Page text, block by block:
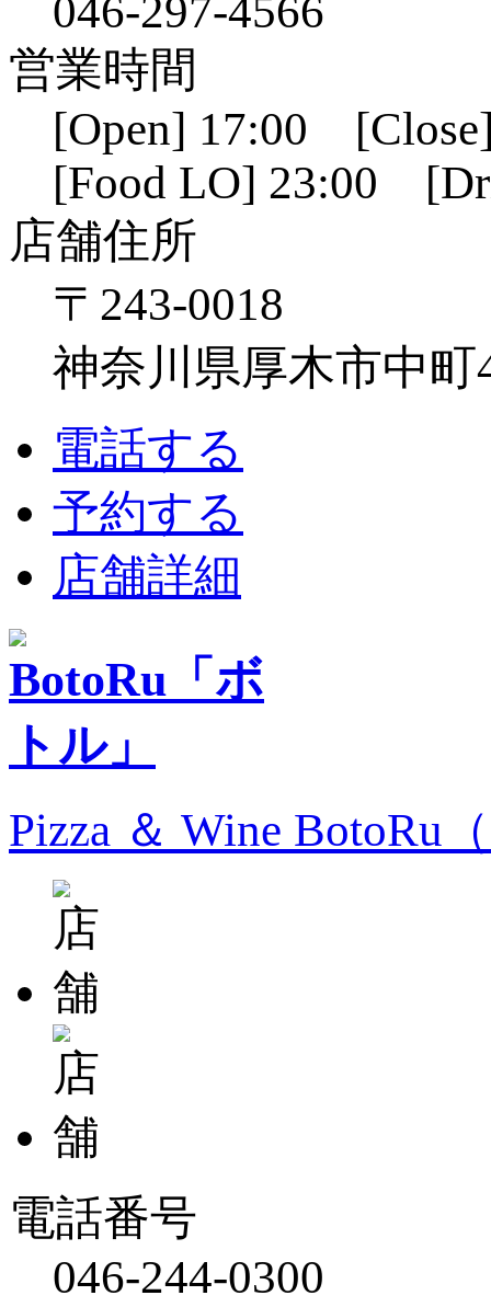
046-297-4566
営業時間
[Open] 17:00
[Food LO] 23:00
店舗住所
〒243-0018
神奈川県厚木市中町
電話する
予約する
店舗詳細
Pizza ＆ Wine BotoRu
電話番号
046-244-0300